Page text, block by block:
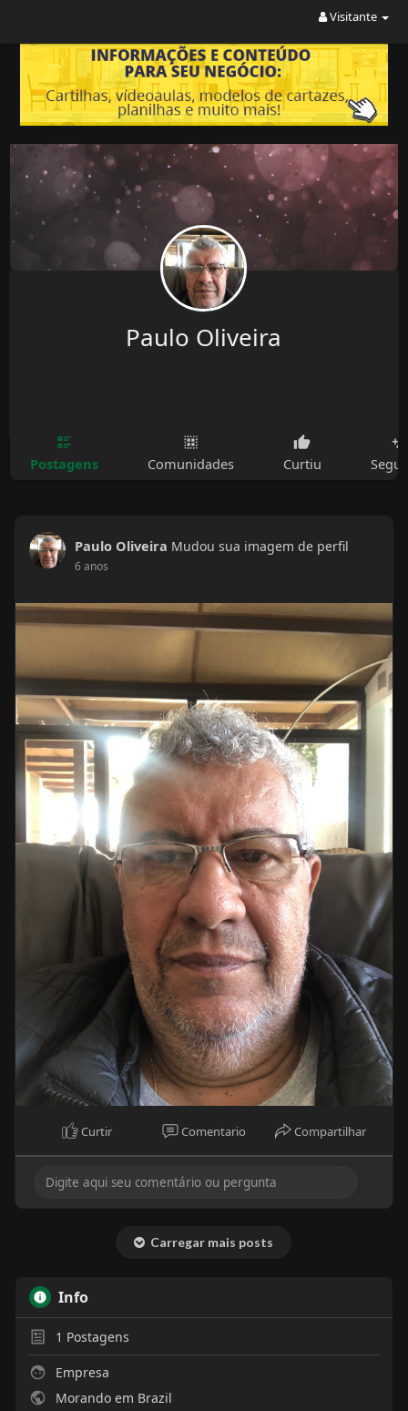
Visitante
Paulo Oliveira
Postagens Comunidades Curtiu
Paulo Oliveira Mudou sua imagem de perfil
6 anos
Curtir Comentario Compartilhar
Carregar mais posts
Info
1 Postagens
Empresa
Morando em Brazil